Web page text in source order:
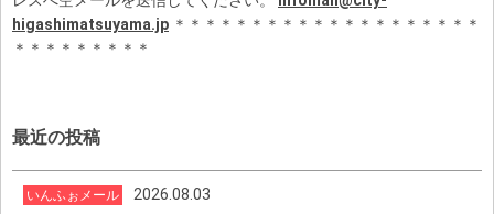
higashimatsuyama.jp ＊＊＊＊＊＊＊＊＊＊＊＊＊＊＊＊＊＊＊＊
＊＊＊＊＊＊＊＊＊
最近の投稿
いんふぉメール
2026.08.03